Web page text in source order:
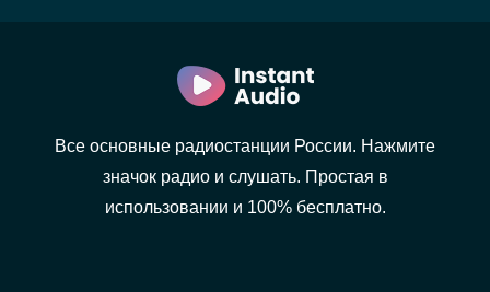
Все основные радиостанции России. Нажмите
значок радио и слушать. Простая в
использовании и 100% бесплатно.